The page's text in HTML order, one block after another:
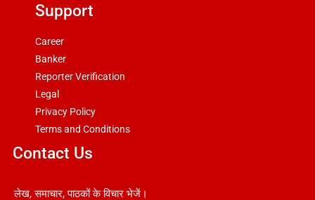
Support
Career
Banker
Reporter Verification
Legal
Privacy Policy
Terms and Conditions
Contact Us
लेख, समाचार, पाठकों के विचार भेजें।